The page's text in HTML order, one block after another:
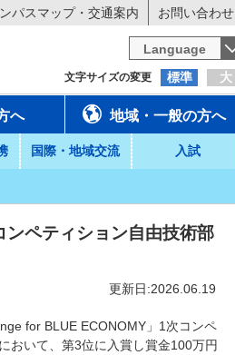
パスマップ・交通案内 お問い合わせ
文字サイズの変更 標準 大
Language
へ 地域・一般の方へ
国際・地域交流 入試
ペティション自由技術部
更新日:2026.06.19
for BLUE ECONOMY」1次コンペ
おいて、第3位に入賞し賞金100万円